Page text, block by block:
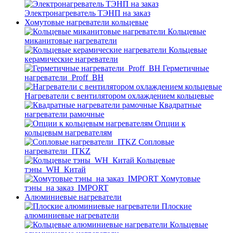
Электронагреватель ТЭНП на заказ
Хомутовые нагреватели кольцевые
Кольцевые
миканитовые нагреватели
Кольцевые
керамические нагреватели
Герметичные
нагреватели_Proff_BH
Нагреватели с вентилятором охлаждением кольцевые
Квадратные
нагреватели рамочные
Опции к
кольцевым нагревателям
Cопловые
нагреватели_ITKZ
Кольцевые
тэны_WH_Китай
Хомутовые
тэны_на заказ_IMPORT
Алюминиевые нагреватели
Плоские
алюминиевые нагреватели
Кольцевые